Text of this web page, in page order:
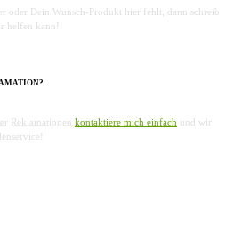
oder Dein Wunsch-Produkt hier fehlt, dann schreib
helfen kann!
Reklamationen kontaktiere mich einfach und wir